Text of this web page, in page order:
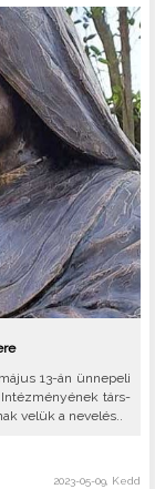
13-án ünnepeli
társ-
velük a nevelés..
2023-05-09, Kedd